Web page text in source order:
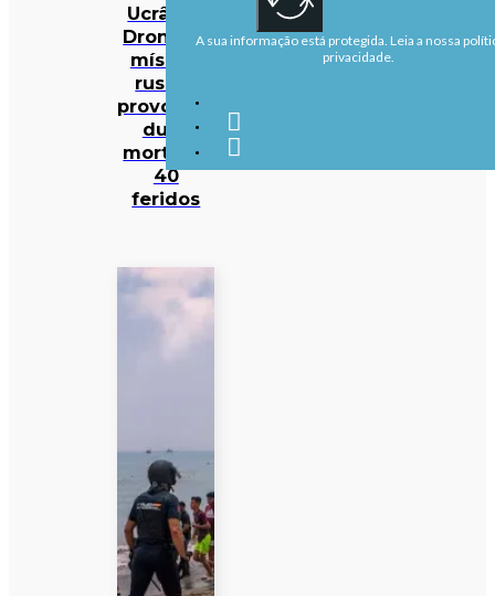
Ucrânia:
Drones e
mísseis
russos
provocam
duas
mortes e
40
feridos
A sua informação está protegida. Leia a nossa
privacidade.